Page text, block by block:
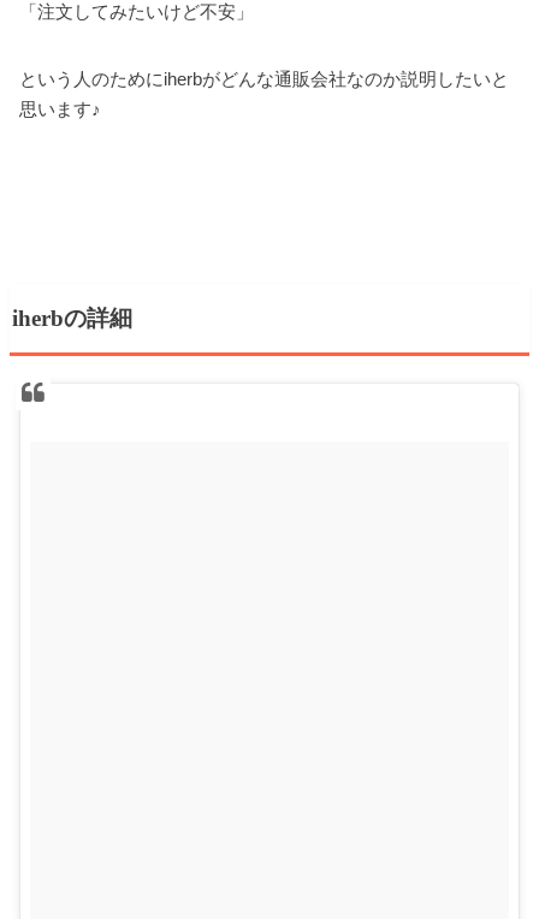
「注文してみたいけど不安」
という人のためにiherbがどんな通販会社なのか説明したいと
思います♪
iherbの詳細